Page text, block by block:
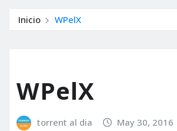
Inicio WPelX
WPelX
torrent al dia May 30, 2016